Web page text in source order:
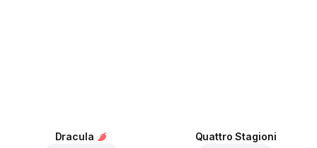
Dracula Quattro Stagioni